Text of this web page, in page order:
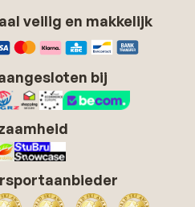
veilig en makkelijk
bij